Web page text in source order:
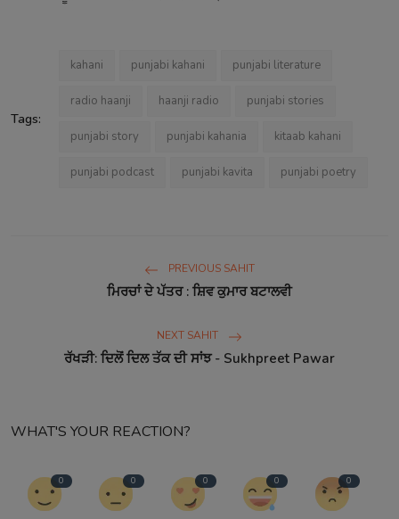
Tags:
kahani punjabi kahani punjabi literature
radio haanji haanji radio punjabi stories
punjabi story punjabi kahania kitaab kahani
punjabi podcast punjabi kavita punjabi poetry
PREVIOUS SAHIT
ਮਿਰਚਾਂ ਦੇ ਪੱਤਰ : ਸ਼ਿਵ ਕੁਮਾਰ ਬਟਾਲਵੀ
NEXT SAHIT
ਰੱਖੜੀ: ਦਿਲੋਂ ਦਿਲ ਤੱਕ ਦੀ ਸਾਂਝ - Sukhpreet Pawar
WHAT'S YOUR REACTION?
0 0 0 0 0